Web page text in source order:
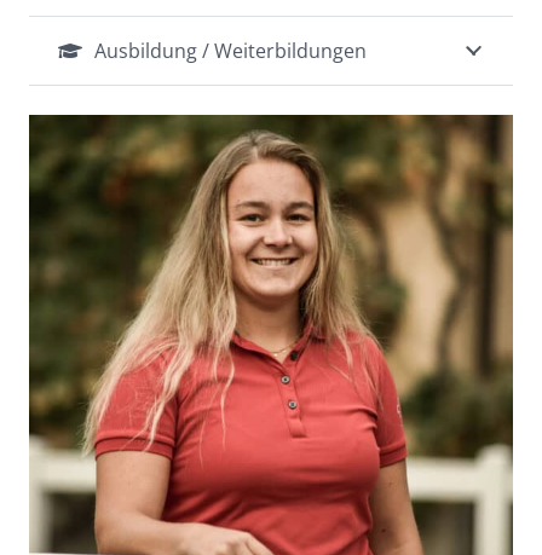
Ausbildung / Weiterbildungen